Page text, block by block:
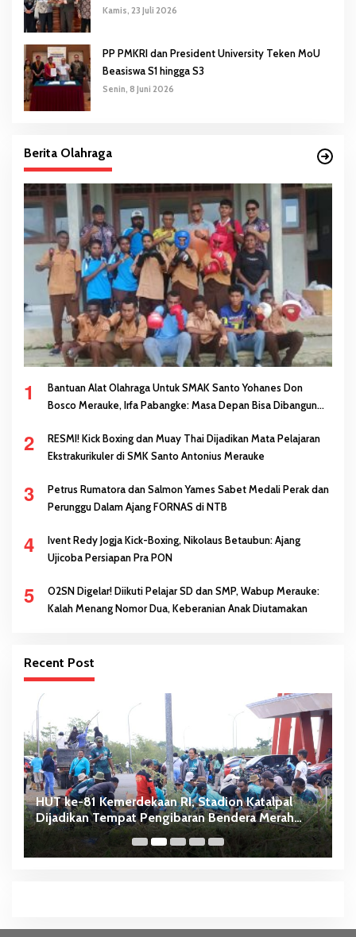
Kamis, 23 Juli 2026
PP PMKRI dan President University Teken MoU
Beasiswa S1 hingga S3
Senin, 8 Juni 2026
Berita Olahraga
1
Bantuan Alat Olahraga Untuk SMAK Santo Yohanes Don
Bosco Merauke, Irfa Pabangke: Masa Depan Bisa Dibangun
2
RESMI! Kick Boxing dan Muay Thai Dijadikan Mata Pelajaran
Ekstrakurikuler di SMK Santo Antonius Merauke
3
Petrus Rumatora dan Salmon Yames Sabet Medali Perak dan
Perunggu Dalam Ajang FORNAS di NTB
4
Ivent Redy Jogja Kick-Boxing, Nikolaus Betaubun: Ajang
Ujicoba Persiapan Pra PON
5
O2SN Digelar! Diikuti Pelajar SD dan SMP, Wabup Merauke:
Kalah Menang Nomor Dua, Keberanian Anak Diutamakan
Recent Post
HUT ke-81 Kemerdekaan RI, Stadion Katalpal
Dijadikan Tempat Pengibaran Bendera Merah
Putih